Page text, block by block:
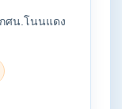
ศน.โนนแดง